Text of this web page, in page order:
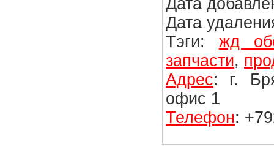
Дата
Тэги: жд
запчасти,
Адрес: г.
офис 1
Телефон: